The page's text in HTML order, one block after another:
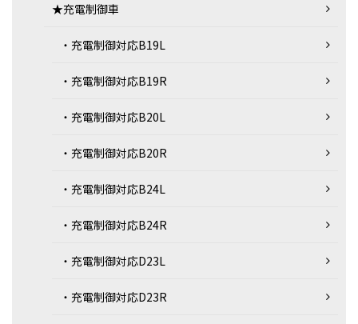
★充電制御車
・充電制御対応B19L
・充電制御対応B19R
・充電制御対応B20L
・充電制御対応B20R
・充電制御対応B24L
・充電制御対応B24R
・充電制御対応D23L
・充電制御対応D23R